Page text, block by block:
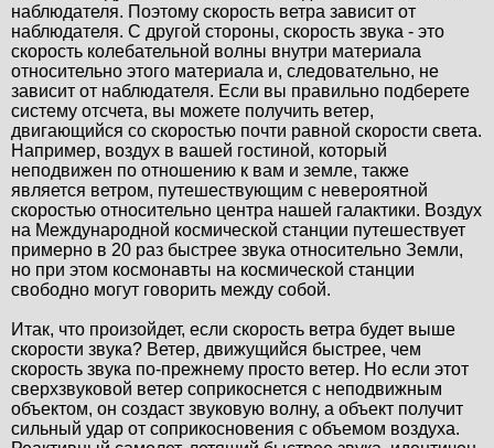
наблюдателя. Поэтому скорость ветра зависит от
наблюдателя. С другой стороны, скорость звука - это
скорость колебательной волны внутри материала
относительно этого материала и, следовательно, не
зависит от наблюдателя. Если вы правильно подберете
систему отсчета, вы можете получить ветер,
двигающийся со скоростью почти равной скорости света.
Например, воздух в вашей гостиной, который
неподвижен по отношению к вам и земле, также
является ветром, путешествующим с невероятной
скоростью относительно центра нашей галактики. Воздух
на Международной космической станции путешествует
примерно в 20 раз быстрее звука относительно Земли,
но при этом космонавты на космической станции
свободно могут говорить между собой.
Итак, что произойдет, если скорость ветра будет выше
скорости звука? Ветер, движущийся быстрее, чем
скорость звука по-прежнему просто ветер. Но если этот
сверхзвуковой ветер соприкоснется с неподвижным
объектом, он создаст звуковую волну, а объект получит
сильный удар от соприкосновения с объемом воздуха.